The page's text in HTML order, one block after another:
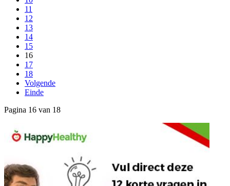
11
12
13
14
15
16
17
18
Volgende
Einde
Pagina 16 van 18